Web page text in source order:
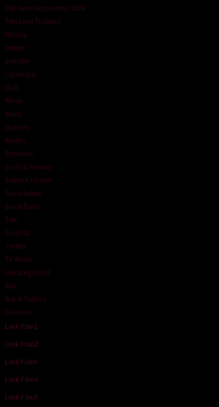
Film Semi September 2024
Film Semi Thailand
History
Horror
Indofilm
Layarkaca
Lk21
Movie
Music
Mystery
Reality
Romance
Sci-Fi & Fantasy
Science Fiction
Serial Anime
Serial Barat
Talk
Terbit21
Thriller
TV Movie
Uncategorized
War
War & Politics
Western
Link Film1
Link Film2
Link Film3
Link Film4
Link Film5